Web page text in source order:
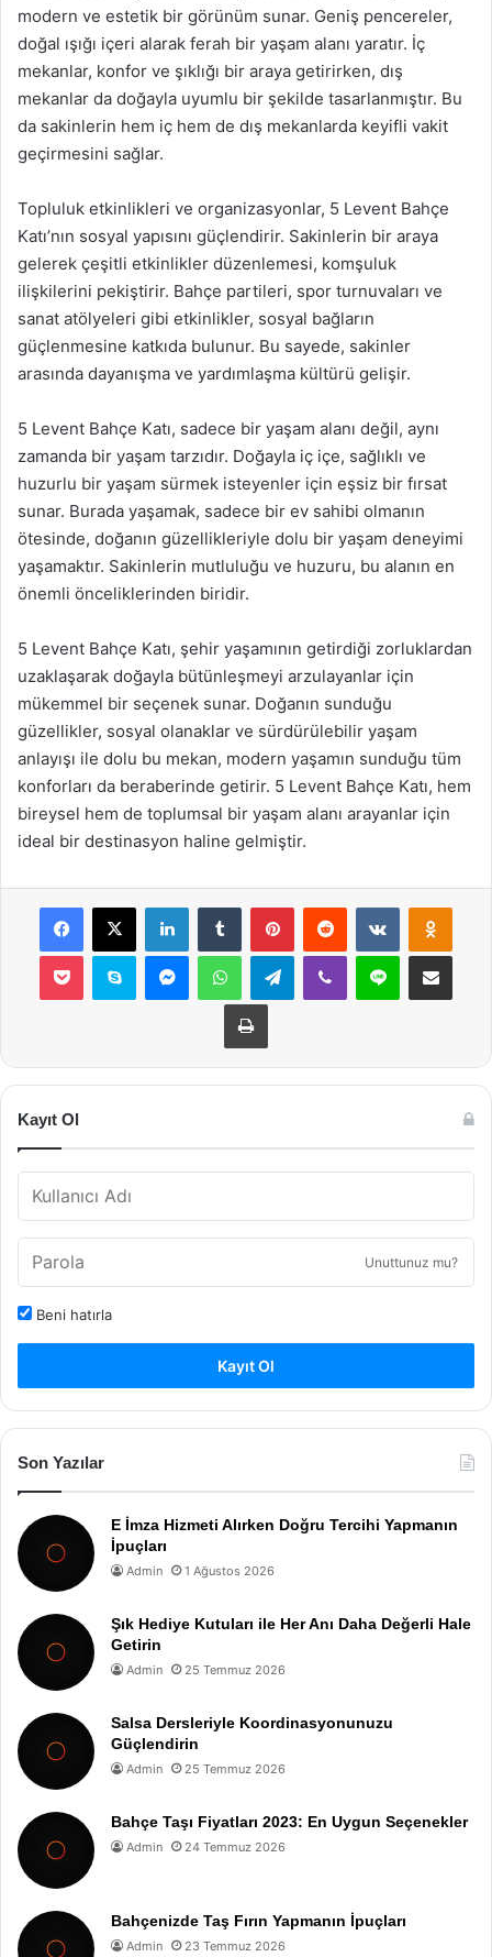
modern ve estetik bir görünüm sunar. Geniş pencereler,
doğal ışığı içeri alarak ferah bir yaşam alanı yaratır. İç
mekanlar, konfor ve şıklığı bir araya getirirken, dış
mekanlar da doğayla uyumlu bir şekilde tasarlanmıştır. Bu
da sakinlerin hem iç hem de dış mekanlarda keyifli vakit
geçirmesini sağlar.
Topluluk etkinlikleri ve organizasyonlar, 5 Levent Bahçe
Katı’nın sosyal yapısını güçlendirir. Sakinlerin bir araya
gelerek çeşitli etkinlikler düzenlemesi, komşuluk
ilişkilerini pekiştirir. Bahçe partileri, spor turnuvaları ve
sanat atölyeleri gibi etkinlikler, sosyal bağların
güçlenmesine katkıda bulunur. Bu sayede, sakinler
arasında dayanışma ve yardımlaşma kültürü gelişir.
5 Levent Bahçe Katı, sadece bir yaşam alanı değil, aynı
zamanda bir yaşam tarzıdır. Doğayla iç içe, sağlıklı ve
huzurlu bir yaşam sürmek isteyenler için eşsiz bir fırsat
sunar. Burada yaşamak, sadece bir ev sahibi olmanın
ötesinde, doğanın güzellikleriyle dolu bir yaşam deneyimi
yaşamaktır. Sakinlerin mutluluğu ve huzuru, bu alanın en
önemli önceliklerinden biridir.
5 Levent Bahçe Katı, şehir yaşamının getirdiği zorluklardan
uzaklaşarak doğayla bütünleşmeyi arzulayanlar için
mükemmel bir seçenek sunar. Doğanın sunduğu
güzellikler, sosyal olanaklar ve sürdürülebilir yaşam
anlayışı ile dolu bu mekan, modern yaşamın sunduğu tüm
konforları da beraberinde getirir. 5 Levent Bahçe Katı, hem
bireysel hem de toplumsal bir yaşam alanı arayanlar için
ideal bir destinasyon haline gelmiştir.
Facebook
X LinkedInTumblr PinterestReddit VKontakte
Pocket Skype MessengerWhatsAppTelegramViber Line E-Posta ile
Yazdır
Kayıt Ol
Unuttunuz mu?
Beni hatırla
Kayıt Ol
Son Yazılar
E İmza Hizmeti Alırken Doğru Tercihi Yapmanın
İpuçları
Admin 1 Ağustos 2026
Şık Hediye Kutuları ile Her Anı Daha Değerli Hale
Getirin
Admin 25 Temmuz 2026
Salsa Dersleriyle Koordinasyonunuzu
Güçlendirin
Admin 25 Temmuz 2026
Bahçe Taşı Fiyatları 2023: En Uygun Seçenekler
Admin 24 Temmuz 2026
Bahçenizde Taş Fırın Yapmanın İpuçları
Admin 23 Temmuz 2026